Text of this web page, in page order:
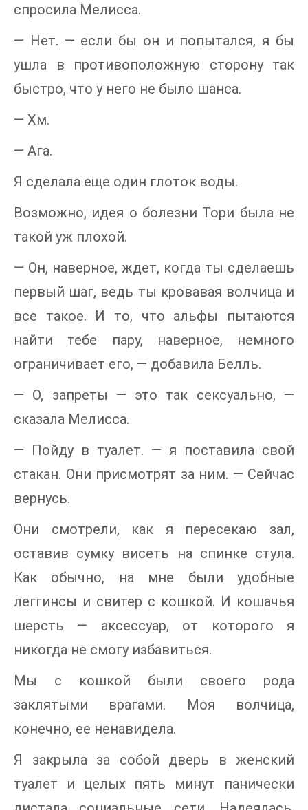
спросила Мелисса.
— Нет. — если бы он и попытался, я бы
ушла в противоположную сторону так
быстро, что у него не было шанса.
— Хм.
— Ага.
Я сделала еще один глоток воды.
Возможно, идея о болезни Тори была не
такой уж плохой.
— Он, наверное, ждет, когда ты сделаешь
первый шаг, ведь ты кровавая волчица и
все такое. И то, что альфы пытаются
найти тебе пару, наверное, немного
ограничивает его, — добавила Белль.
— О, запреты — это так сексуально, —
сказала Мелисса.
— Пойду в туалет. — я поставила свой
стакан. Они присмотрят за ним. — Сейчас
вернусь.
Они смотрели, как я пересекаю зал,
оставив сумку висеть на спинке стула.
Как обычно, на мне были удобные
леггинсы и свитер с кошкой. И кошачья
шерсть — аксессуар, от которого я
никогда не смогу избавиться.
Мы с кошкой были своего рода
заклятыми врагами. Моя волчица,
конечно, ее ненавидела.
Я закрыла за собой дверь в женский
туалет и целых пять минут панически